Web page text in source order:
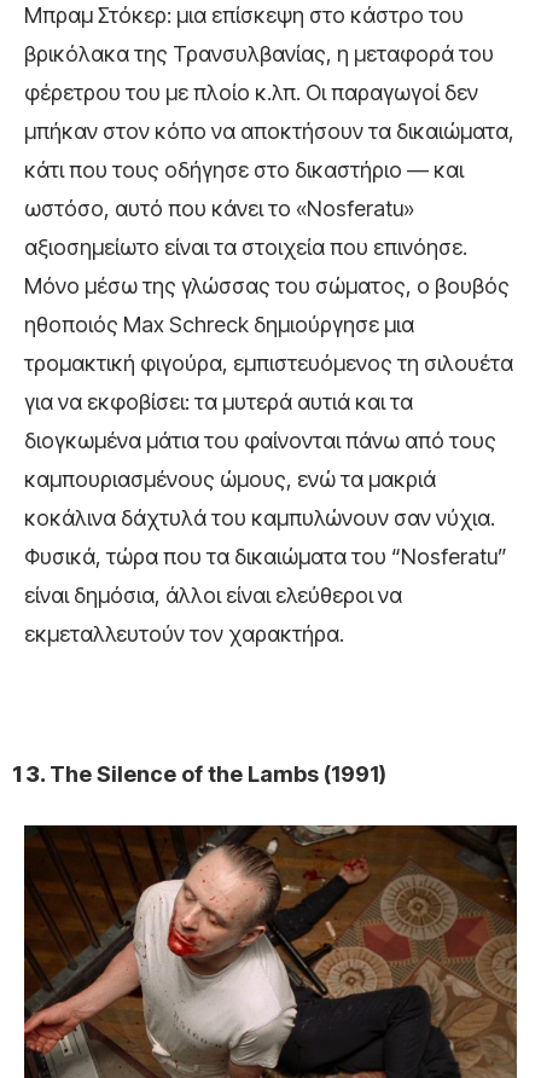
Μπραμ Στόκερ: μια επίσκεψη στο κάστρο του
βρικόλακα της Τρανσυλβανίας, η μεταφορά του
φέρετρου του με πλοίο κ.λπ. Οι παραγωγοί δεν
μπήκαν στον κόπο να αποκτήσουν τα δικαιώματα,
κάτι που τους οδήγησε στο δικαστήριο — και
ωστόσο, αυτό που κάνει το «Nosferatu»
αξιοσημείωτο είναι τα στοιχεία που επινόησε.
Μόνο μέσω της γλώσσας του σώματος, ο βουβός
ηθοποιός Max Schreck δημιούργησε μια
τρομακτική φιγούρα, εμπιστευόμενος τη σιλουέτα
για να εκφοβίσει: τα μυτερά αυτιά και τα
διογκωμένα μάτια του φαίνονται πάνω από τους
καμπουριασμένους ώμους, ενώ τα μακριά
κοκάλινα δάχτυλά του καμπυλώνουν σαν νύχια.
Φυσικά, τώρα που τα δικαιώματα του “Nosferatu”
είναι δημόσια, άλλοι είναι ελεύθεροι να
εκμεταλλευτούν τον χαρακτήρα.
The Silence of the Lambs (1991)